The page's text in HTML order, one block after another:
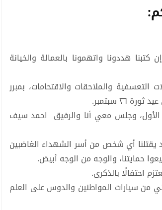
هددونا واتهمونا بالعمالة والخيانة
التعسفية والملاحقات والاقتحامات، بمبرر
سبتمبر.
من الصف الأول، وجلس معي أنا والرفيق احمد سيف
يقتلنا أي شخص من أسر الشهداء الغاضبين
حمايتنا، والوجه من الوجه أبيض.
من سيارات المواطنين والدوس على العلم